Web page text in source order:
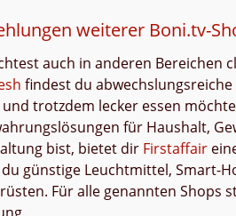
weiterer Boni.tv-
auch in anderen Bereichen
findest du
trotzdem lecker essen
für Haushalt,
bist, bietet dir Firstaffair
günstige Leuchtmittel, Smart-
Für alle genannten Shops